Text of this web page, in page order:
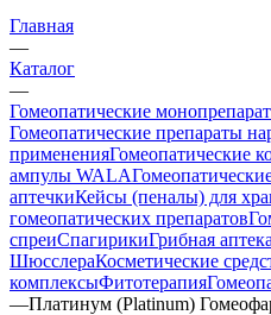
Главная
—
Каталог
—
Гомеопатические
Гомеопатические препараты
примененияГомеопатические
ампулы WALA
аптечкиКейсы (пеналы) для
гомеопатических препаратов
спреиСпагирикиГрибная аптека
ШюсслераКосметические
комплексыФитотерапия
—Платинум (Platinum)